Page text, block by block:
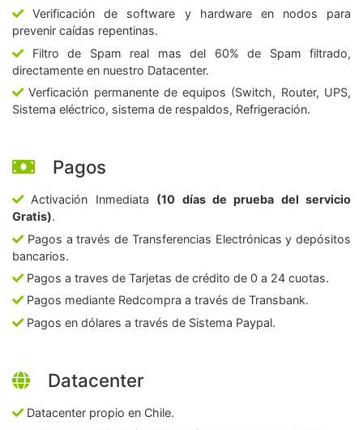
Verificación de software y hardware en nodos para
prevenir caídas repentinas.
Filtro de Spam real mas del 60% de Spam filtrado,
directamente en nuestro Datacenter.
Verficación permanente de equipos (Switch, Router, UPS,
Sistema eléctrico, sistema de respaldos, Refrigeración.
Pagos
Activación Inmediata (10 días de prueba del servicio
Gratis).
Pagos a través de Transferencias Electrónicas y depósitos
bancarios.
Pagos a traves de Tarjetas de crédito de 0 a 24 cuotas.
Pagos mediante Redcompra a través de Transbank.
Pagos en dólares a través de Sistema Paypal.
Datacenter
Datacenter propio en Chile.